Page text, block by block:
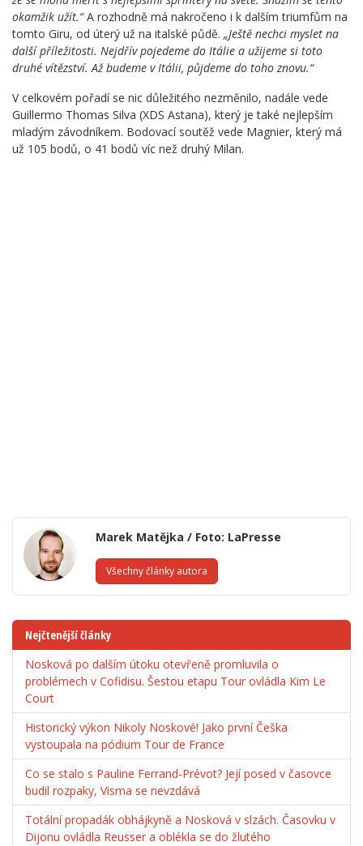
okamžik užít.“A rozhodně má nakročeno i k dalším triumfům na
tomto Giru, od úterý už na italské půdě. „Ještě nechci myslet na
další příležitosti. Nejdřív pojedeme do Itálie a užijeme si toto
druhé vítězství. Až budeme v Itálii, půjdeme do toho znovu.“
V celkovém pořadí se nic důležitého nezměnilo, nadále vede
Guillermo Thomas Silva (XDS Astana), který je také nejlepším
mladým závodníkem. Bodovací soutěž vede Magnier, který má
už 105 bodů, o 41 bodů víc než druhý Milan.
Marek Matějka / Foto: LaPresse
Všechny články autora
Nejčtenější články
Nosková po dalším útoku otevřeně promluvila o
problémech v Cofidisu. Šestou etapu Tour ovládla Kim Le
Court
Historický výkon Nikoly Noskové! Jako první Češka
vystoupala na pódium Tour de France
Co se stalo s Pauline Ferrand-Prévot? Její posed v časovce
budil rozpaky, Visma se nevzdává
Totální propadák obhájkyně a Nosková v slzách. Časovku v
Dijonu ovládla Reusser a oblékla se do žlutého